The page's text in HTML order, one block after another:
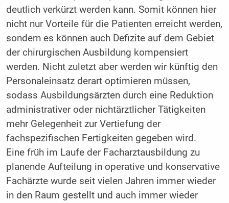
deutlich verkürzt werden kann. Somit können hier
nicht nur Vorteile für die Patienten erreicht werden,
sondern es können auch Defizite auf dem Gebiet
der chirurgischen Ausbildung kompensiert
werden. Nicht zuletzt aber werden wir künftig den
Personaleinsatz derart optimieren müssen,
sodass Ausbildungsärzten durch eine Reduktion
administrativer oder nichtärztlicher Tätigkeiten
mehr Gelegenheit zur Vertiefung der
fachspezifischen Fertigkeiten gegeben wird.
Eine früh im Laufe der Facharztausbildung zu
planende Aufteilung in operative und konservative
Fachärzte wurde seit vielen Jahren immer wieder
in den Raum gestellt und auch immer wieder